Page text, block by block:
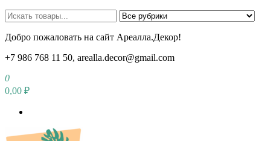
Добро пожаловать на сайт Ареалла.Декор!
+7 986 768 11 50, arealla.decor@gmail.com
0
0,00 ₽